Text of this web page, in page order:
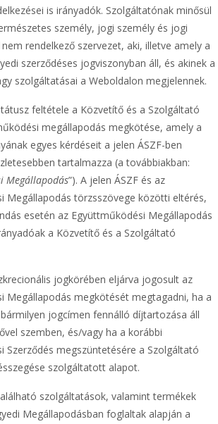
is irányadók. Szolgáltatónak minősül
személy, jogi személy és jogi
rendelkező szervezet, aki, illetve amely a
szerződéses jogviszonyban áll, és akinek a
szolgáltatásai a Weboldalon megjelennek.
feltétele a Közvetítő és a Szolgáltató
megállapodás megkötése, amely a
egyes kérdéseit a jelen ÁSZF-ben
tartalmazza (a továbbiakban:
Megállapodás”). A jelen ÁSZF és az
Megállapodás törzsszövege közötti eltérés,
esetén az Együttműködési Megállapodás
a Közvetítő és a Szolgáltató
jogkörében eljárva jogosult az
Megállapodás megkötését megtagadni, ha a
jogcímen fennálló díjtartozása áll
szemben, és/vagy ha a korábbi
Szerződés megszüntetésére a Szolgáltató
szolgáltatott alapot.
szolgáltatások, valamint termékek
Megállapodásban foglaltak alapján a